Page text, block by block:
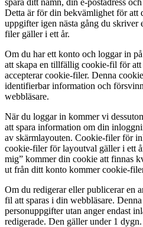
Detta är för din bekvämlighet för att
uppgifter igen nästa gång du skriver
filer gäller i ett år.
Om du har ett konto och loggar in
att skapa en tillfällig cookie-fil för
accepterar cookie-filer. Denna
identifierbar information och
webbläsare.
När du loggar in kommer vi
att spara information om din
av skärmlayouten. Cookie-filer för
cookie-filer för layoutval gäller i ett
mig” kommer din cookie att finnas
ut från ditt konto kommer cookie-
Om du redigerar eller publicerar en
fil att sparas i din webbläsare.
personuppgifter utan anger endast
redigerade. Den gäller under 1 dygn.